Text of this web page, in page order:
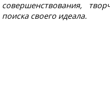
совершенствования,
поиска своего идеала.